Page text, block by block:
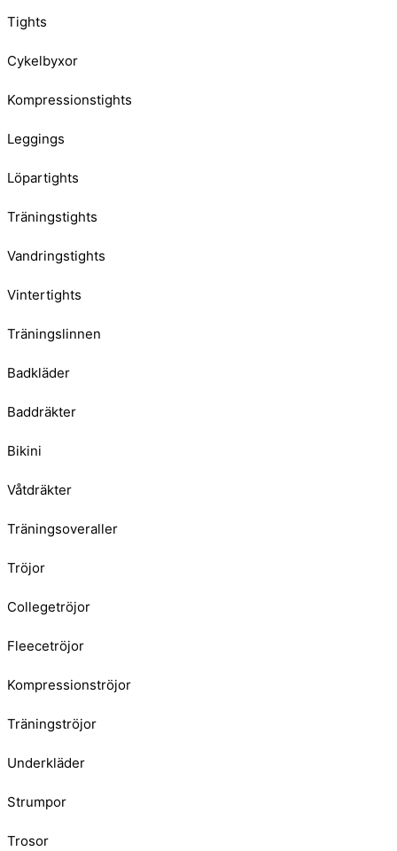
Tights
Cykelbyxor
Kompressionstights
Leggings
Löpartights
Träningstights
Vandringstights
Vintertights
Träningslinnen
Badkläder
Baddräkter
Bikini
Våtdräkter
Träningsoveraller
Tröjor
Collegetröjor
Fleecetröjor
Kompressionströjor
Träningströjor
Underkläder
Strumpor
Trosor